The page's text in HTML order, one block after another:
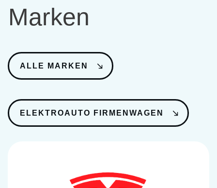
Marken
ALLE MARKEN
ELEKTROAUTO FIRMENWAGEN